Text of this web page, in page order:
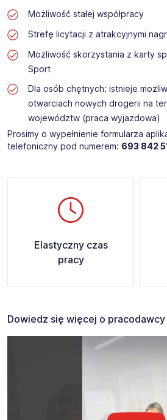
Możliwość stałej współpracy
Strefę licytacji z atrakcyjnymi
Możliwość skorzystania z karty
Sport
Dla osób chętnych: istnieje
otwarciach nowych drogerii na
województw (praca wyjazdowa)
Prosimy o wypełnienie formularza
telefoniczny pod numerem: 693 842
Elastyczny czas
pracy
Dowiedz się więcej o pracodawcy